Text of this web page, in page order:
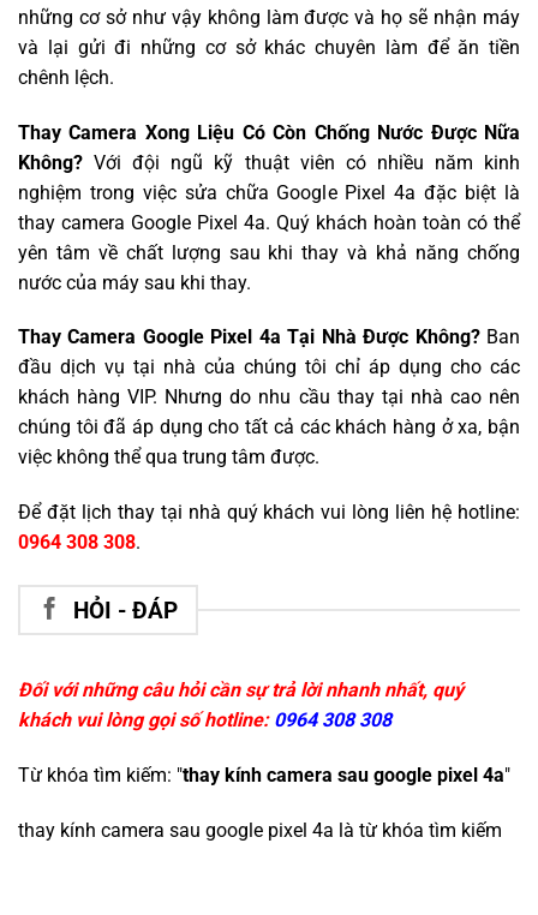
những cơ sở như vậy không làm được và họ sẽ nhận máy
và lại gửi đi những cơ sở khác chuyên làm để ăn tiền
chênh lệch.
Thay Camera Xong Liệu Có Còn Chống Nước Được Nữa
Không? Với đội ngũ kỹ thuật viên có nhiều năm kinh
nghiệm trong việc sửa chữa Google Pixel 4a đặc biệt là
thay camera Google Pixel 4a. Quý khách hoàn toàn có thể
yên tâm về chất lượng sau khi thay và khả năng chống
nước của máy sau khi thay.
Thay Camera Google Pixel 4a Tại Nhà Được Không?Ban
đầu dịch vụ tại nhà của chúng tôi chỉ áp dụng cho các
khách hàng VIP. Nhưng do nhu cầu thay tại nhà cao nên
chúng tôi đã áp dụng cho tất cả các khách hàng ở xa, bận
việc không thể qua trung tâm được.
Để đặt lịch thay tại nhà quý khách vui lòng liên hệ hotline:
0964 308 308.
HỎI - ĐÁP
Đối với những câu hỏi cần sự trả lời nhanh nhất, quý
khách vui lòng gọi số hotline: 0964 308 308
Từ khóa tìm kiếm: "thay kính camera sau google pixel 4a"
thay kính camera sau google pixel 4a là từ khóa tìm kiếm